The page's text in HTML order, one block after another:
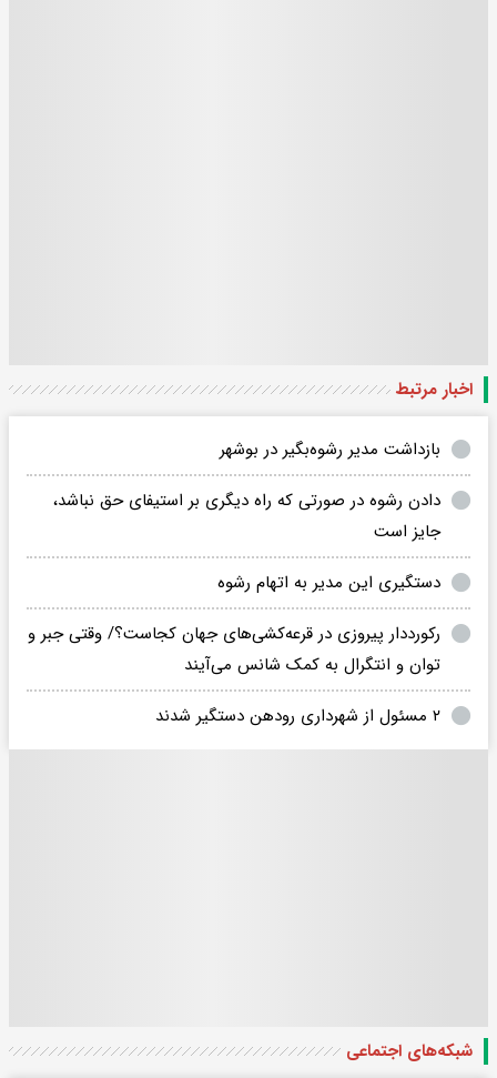
اخبار مرتبط
بازداشت مدیر رشوه‌بگیر در بوشهر
دادن رشوه در صورتی که راه دیگری بر استیفای حق نباشد،
جایز است
دستگیری این مدیر به اتهام رشوه
رکورددار پیروزی در قرعه‌کشی‌های جهان کجاست؟/ وقتی جبر و
توان و انتگرال به کمک شانس می‌آیند
۲ مسئول از شهرداری رودهن دستگیر شدند
شبکه‌های اجتماعی